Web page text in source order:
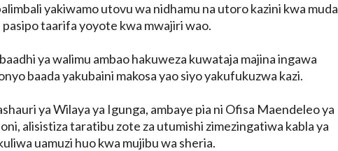
yakiwamo utovu wa nidhamu na utoro kazini kwa muda
taarifa yoyote kwa mwajiri wao.
ya walimu ambao hakuweza kuwataja majina ingawa
baada yakubaini makosa yao siyo yakufukuzwa kazi.
ya Wilaya ya Igunga, ambaye pia ni Ofisa Maendeleo ya
alisistiza taratibu zote za utumishi zimezingatiwa kabla ya
uamuzi huo kwa mujibu wa sheria.